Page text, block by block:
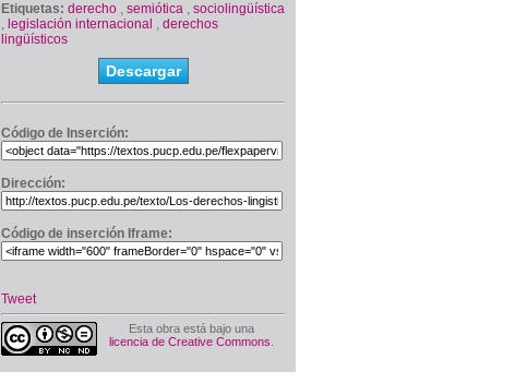
Etiquetas: derecho , semiótica , sociolingüística
, legislación internacional , derechos
lingüísticos
Descargar
Código de Inserción:
Dirección:
Código de inserción Iframe:
Tweet
Esta obra está bajo una
licencia de Creative Commons